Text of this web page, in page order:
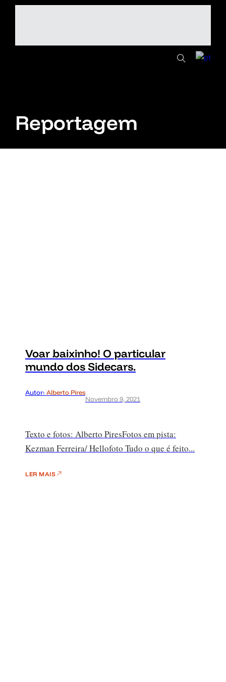
Reportagem
Voar baixinho! O particular
mundo dos Sidecars.
Autor: Alberto Pires
Novembro 9, 2021
Texto e fotos: Alberto PiresFotos em pista:
Kezman Ferreira/ Hellofoto Tudo o que é feito...
LER MAIS